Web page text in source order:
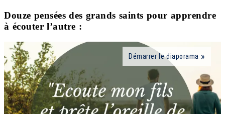
Douze pensées des grands saints pour apprendre
à écouter l’autre :
Démarrer le diaporama